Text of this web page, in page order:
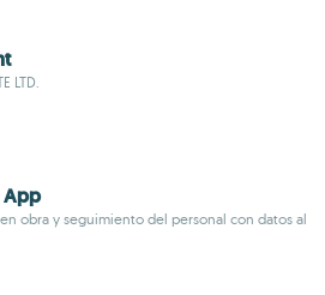
LTD.
App
obra y seguimiento del personal con datos al